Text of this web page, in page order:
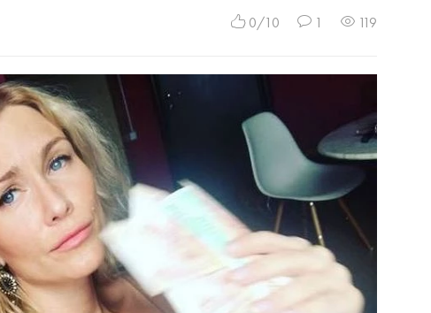
0/10 1 119